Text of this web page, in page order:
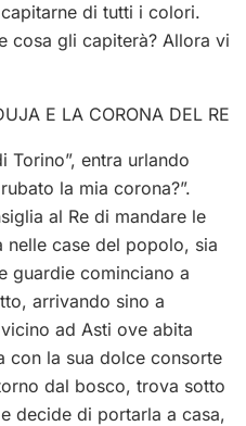
di tutti i colori.
cosa gli capiterà? Allora vi
E LA CORONA DEL RE
Torino”, entra urlando
la mia corona?”.
al Re di mandare le
case del popolo, sia
guardie cominciano a
arrivando sino a
ad Asti ove abita
con la sua dolce consorte
dal bosco, trova sotto
decide di portarla a casa,